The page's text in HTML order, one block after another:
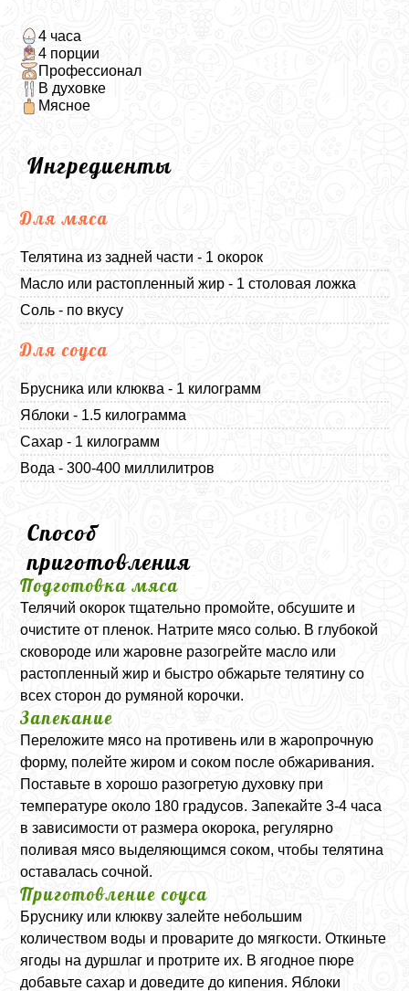
4 часа
4 порции
Профессионал
В духовке
Мясное
Ингредиенты
Для мяса
Телятина из задней части - 1 окорок
Масло или растопленный жир - 1 столовая ложка
Соль - по вкусу
Для соуса
Брусника или клюква - 1 килограмм
Яблоки - 1.5 килограмма
Сахар - 1 килограмм
Вода - 300-400 миллилитров
Способ
приготовления
Подготовка мяса
Телячий окорок тщательно промойте, обсушите и
очистите от пленок. Натрите мясо солью. В глубокой
сковороде или жаровне разогрейте масло или
растопленный жир и быстро обжарьте телятину со
всех сторон до румяной корочки.
Запекание
Переложите мясо на противень или в жаропрочную
форму, полейте жиром и соком после обжаривания.
Поставьте в хорошо разогретую духовку при
температуре около 180 градусов. Запекайте 3-4 часа
в зависимости от размера окорока, регулярно
поливая мясо выделяющимся соком, чтобы телятина
оставалась сочной.
Приготовление соуса
Бруснику или клюкву залейте небольшим
количеством воды и проварите до мягкости. Откиньте
ягоды на дуршлаг и протрите их. В ягодное пюре
добавьте сахар и доведите до кипения. Яблоки